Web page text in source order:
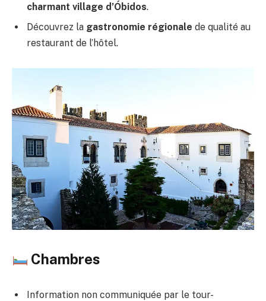
charmant village d’Óbidos.
Découvrez la gastronomie régionale de qualité au
restaurant de l’hôtel.
Chambres
Information non communiquée par le tour-